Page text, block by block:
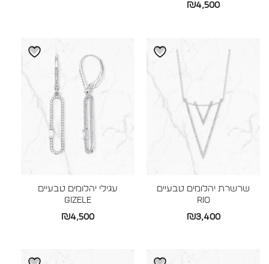
₪4,500
שרשרת יהלומים טבעיים
RIO
₪3,400
עגילי יהלומים טבעיים
GIZELE
₪4,500